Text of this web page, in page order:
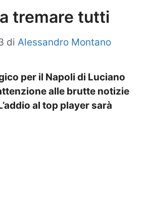
tremare tutti
di Alessandro Montano
per il Napoli di Luciano
alle brutte notizie
al top player sarà